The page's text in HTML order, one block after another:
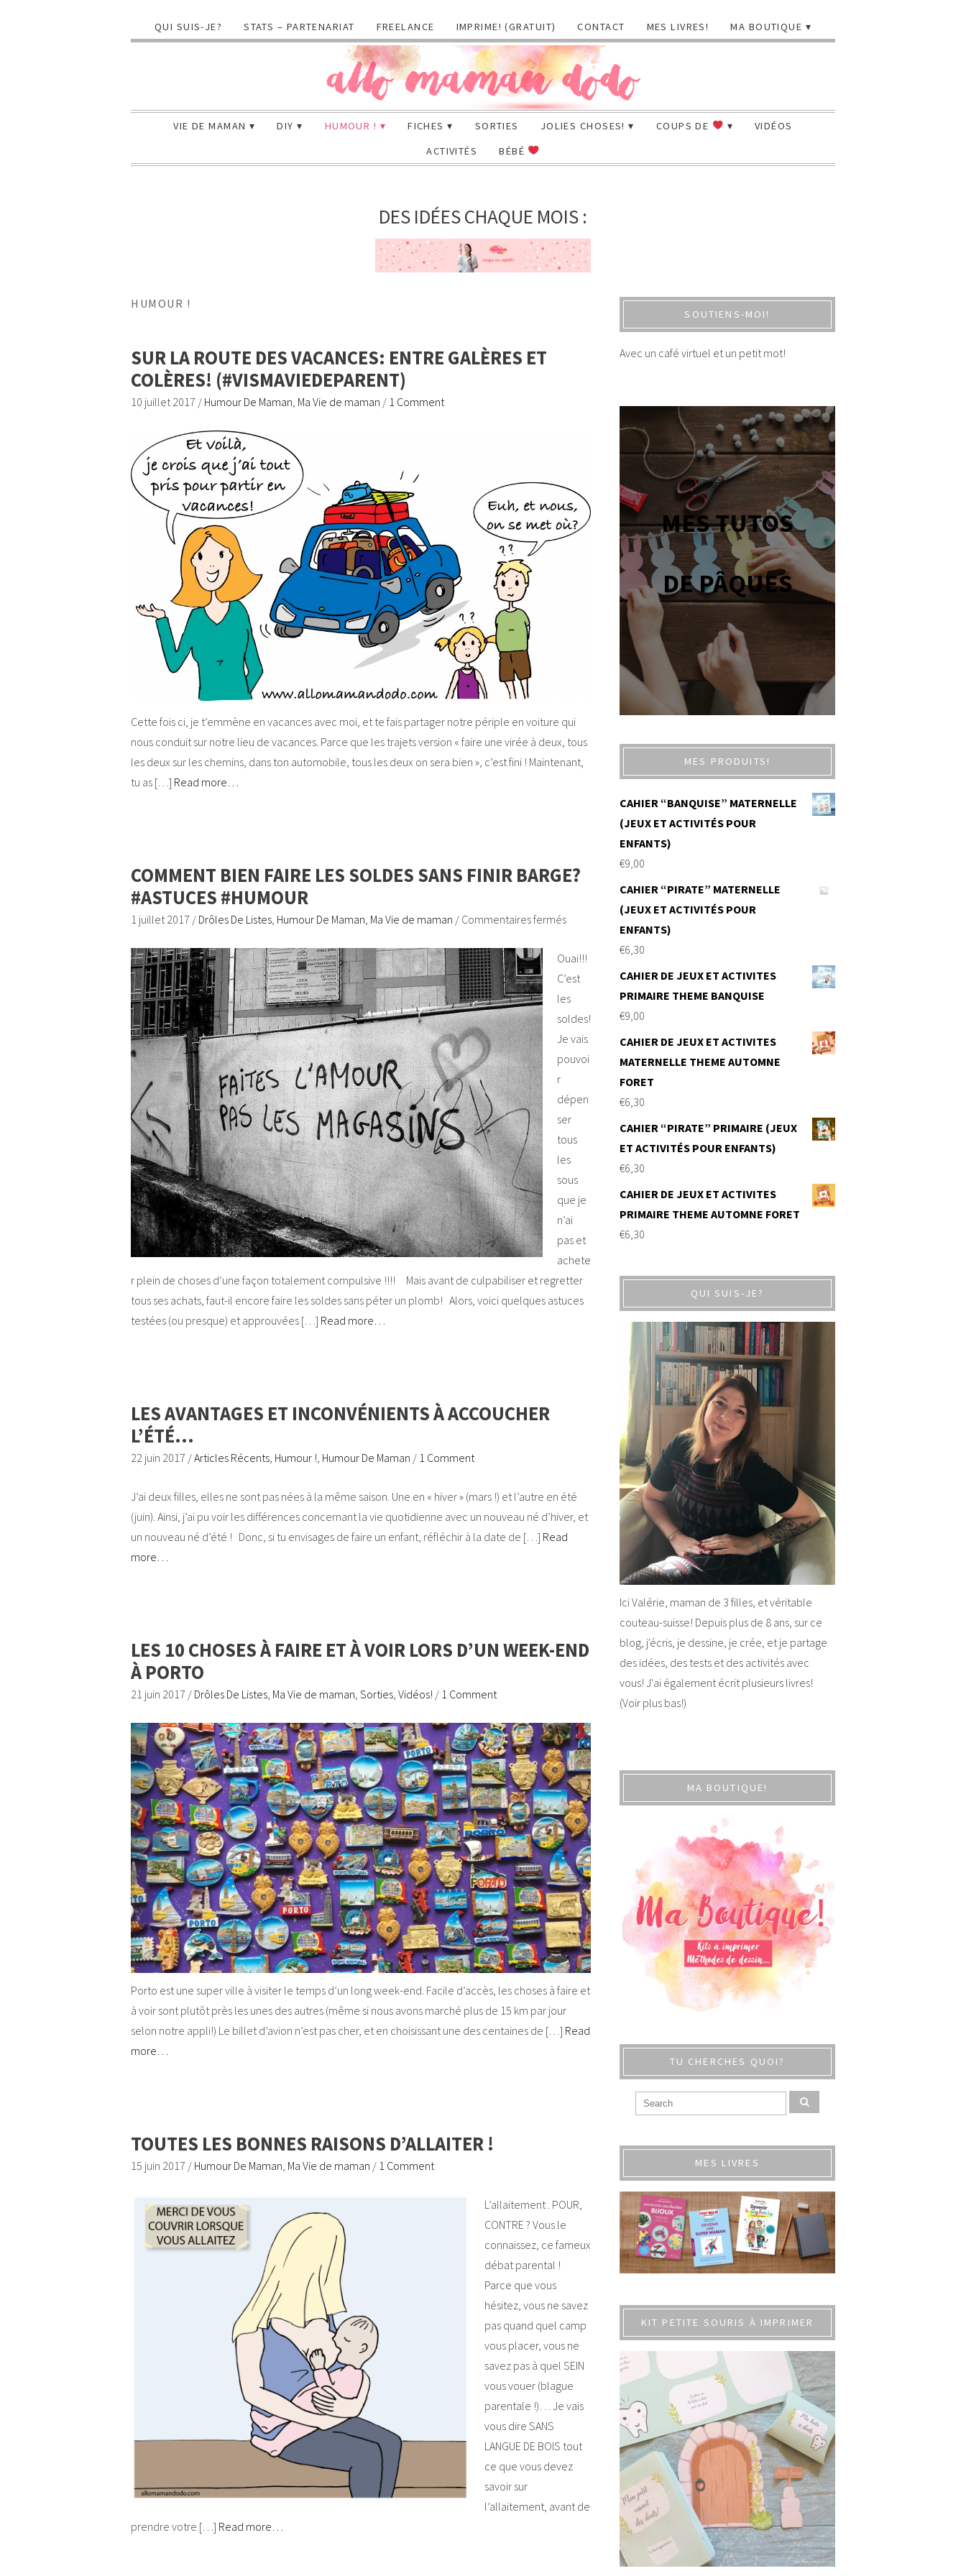
QUI SUIS-JE? STATS – PARTENARIAT FREELANCE IMPRIME! (GRATUIT) CONTACT MES LIVRES! MA BOUTIQUE
VIE DE MAMAN DIY HUMOUR ! FICHES SORTIES JOLIES CHOSES! COUPS DE
VIDÉOS
ACTIVITÉS
BÉBÉ
DES IDÉES CHAQUE MOIS :
HUMOUR !
SUR LA ROUTE DES VACANCES: ENTRE GALÈRES ET
COLÈRES! (#VISMAVIEDEPARENT)
10 juillet 2017 / Humour De Maman Ma Vie de maman / 1 Comment
Cette fois ci, je t’emmène en vacances avec moi, et te fais partager notre périple en voiture qui
nous conduit sur notre lieu de vacances. Parce que les trajets version « faire une virée à deux, tous
les deux sur les chemins, dans ton automobile, tous les deux on sera bien », c’est fini ! Maintenant,
tu as […] Read more…
COMMENT BIEN FAIRE LES SOLDES SANS FINIR BARGE?
#ASTUCES #HUMOUR
1 juillet 2017 / Drôles De Listes, Humour De Maman, Ma Vie de maman / Commentaires fermés
Ouai!!!
C’est
les
soldes!
Je vais
pouvoi
r
dépen
ser
tous
les
sous
que je
n’ai
pas et
achete
r plein de choses d’une façon totalement compulsive !!!! Mais avant de culpabiliser et regretter
tous ses achats, faut-il encore faire les soldes sans péter un plomb! Alors, voici quelques astuces
testées (ou presque) et approuvées […] Read more…
LES AVANTAGES ET INCONVÉNIENTS À ACCOUCHER
L’ÉTÉ…
22 juin 2017 /Articles Récents, Humour !, Humour De Maman / 1 Comment
J’ai deux filles, elles ne sont pas nées à la même saison. Une en « hiver » (mars !) et l’autre en été
(juin). Ainsi, j’ai pu voir les différences concernant la vie quotidienne avec un nouveau né d’hiver, et
un nouveau né d’été ! Donc, si tu envisages de faire un enfant, réfléchir à la date de […] Read
more…
LES 10 CHOSES À FAIRE ET À VOIR LORS D’UN WEEK-END
À PORTO
21 juin 2017 / Drôles De Listes, Ma Vie de maman, Sorties, Vidéos! / 1 Comment
Porto est une super ville à visiter le temps d’un long week-end. Facile d’accès, les choses à faire et
à voir sont plutôt près les unes des autres (même si nous avons marché plus de 15 km par jour
selon notre appli!) Le billet d’avion n’est pas cher, et en choisissant une des centaines de […] Read
more…
TOUTES LES BONNES RAISONS D’ALLAITER !
15 juin 2017 / Humour De Maman Ma Vie de maman / 1 Comment
L’allaitement . POUR,
CONTRE ? Vous le
connaissez, ce fameux
débat parental !
Parce que vous
hésitez, vous ne savez
pas quand quel camp
vous placer, vous ne
savez pas à quel SEIN
vous vouer (blague
parentale !)… Je vais
vous dire SANS
LANGUE DE BOIS tout
ce que vous devez
savoir sur
l’allaitement, avant de
prendre votre […] Read more…
SOUTIENS-MOI!
Avec un café virtuel et un petit mot!
MES TUTOS
DE PÂQUES
MES PRODUITS!
CAHIER “BANQUISE” MATERNELLE
(JEUX ET ACTIVITÉS POUR
ENFANTS)
€9,00
CAHIER “PIRATE” MATERNELLE
(JEUX ET ACTIVITÉS POUR
ENFANTS)
€6,30
CAHIER DE JEUX ET ACTIVITES
PRIMAIRE THEME BANQUISE
€9,00
CAHIER DE JEUX ET ACTIVITES
MATERNELLE THEME AUTOMNE
FORET
€6,30
CAHIER “PIRATE” PRIMAIRE (JEUX
ET ACTIVITÉS POUR ENFANTS)
€6,30
CAHIER DE JEUX ET ACTIVITES
PRIMAIRE THEME AUTOMNE FORET
€6,30
QUI SUIS-JE?
Ici Valérie, maman de 3 filles, et véritable
couteau-suisse! Depuis plus de 8 ans, sur ce
blog, j'écris, je dessine, je crée, et je partage
des idées, des tests et des activités avec
vous! J'ai également écrit plusieurs livres!
(Voir plus bas!)
MA BOUTIQUE!
TU CHERCHES QUOI?
MES LIVRES
KIT PETITE SOURIS À IMPRIMER